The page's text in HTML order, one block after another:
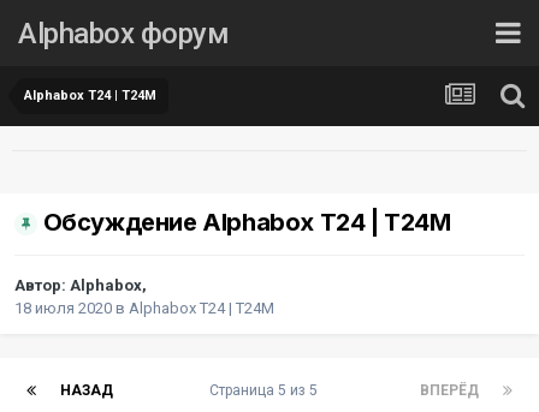
Alphabox форум
Alphabox T24 | T24M
Обсуждение Alphabox T24 | T24M
Автор: Alphabox,
18 июля 2020 в Alphabox T24 | T24M
НАЗАД ВПЕРЁД
Страница 5 из 5